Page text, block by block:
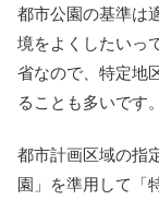
都市公園の基準は
境をよくしたいっ
省なので、特定地
ることも多いです。
都市計画区域の指
園」を準用して「